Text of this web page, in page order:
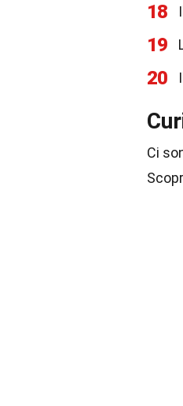
18
19
20
Ci